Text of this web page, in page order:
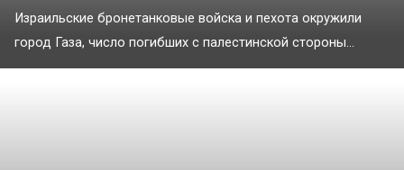
Израильские бронетанковые войска и пехота окружили
город Газа, число погибших с палестинской стороны...